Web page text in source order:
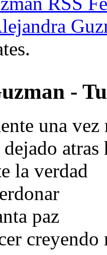
-
una
atras
la verdad
paz
creyendo